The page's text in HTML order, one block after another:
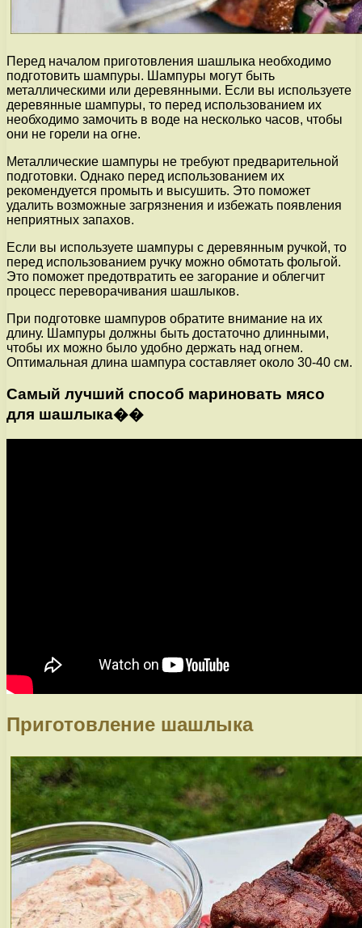
Перед началом приготовления шашлыка необходимо
подготовить шампуры. Шампуры могут быть
металлическими или деревянными. Если вы используете
деревянные шампуры, то перед использованием их
необходимо замочить в воде на несколько часов, чтобы
они не горели на огне.
Металлические шампуры не требуют предварительной
подготовки. Однако перед использованием их
рекомендуется промыть и высушить. Это поможет
удалить возможные загрязнения и избежать появления
неприятных запахов.
Если вы используете шампуры с деревянным ручкой, то
перед использованием ручку можно обмотать фольгой.
Это поможет предотвратить ее загорание и облегчит
процесс переворачивания шашлыков.
При подготовке шампуров обратите внимание на их
длину. Шампуры должны быть достаточно длинными,
чтобы их можно было удобно держать над огнем.
Оптимальная длина шампура составляет около 30-40 см.
Самый лучший способ мариновать мясо
для шашлыка��
Приготовление шашлыка